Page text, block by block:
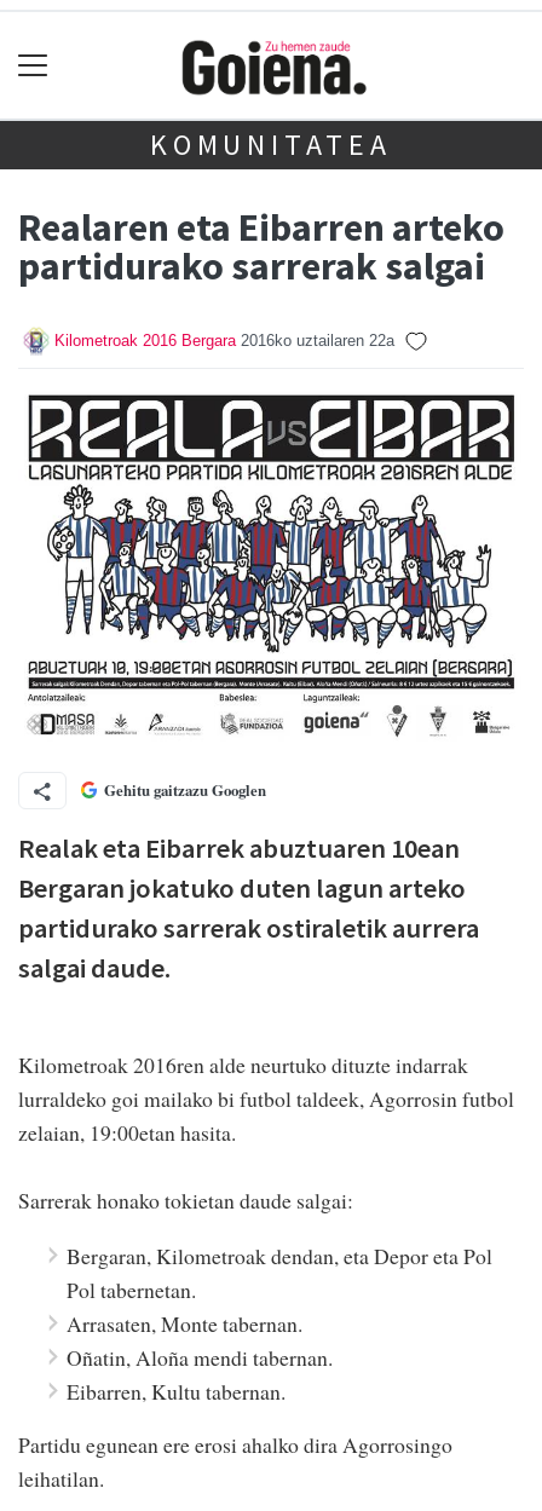
KOMUNITATEA
Realaren eta Eibarren arteko
partidurako sarrerak salgai
Kilometroak 2016 Bergara 2016ko uztailaren 22a
Gehitu gaitzazu Googlen
Realak eta Eibarrek abuztuaren 10ean
Bergaran jokatuko duten lagun arteko
partidurako sarrerak ostiraletik aurrera
salgai daude.
Kilometroak 2016ren alde neurtuko dituzte indarrak
lurraldeko goi mailako bi futbol taldeek, Agorrosin futbol
zelaian, 19:00etan hasita.
Sarrerak honako tokietan daude salgai:
Bergaran, Kilometroak dendan, eta Depor eta Pol
Pol tabernetan.
Arrasaten, Monte tabernan.
Oñatin, Aloña mendi tabernan.
Eibarren, Kultu tabernan.
Partidu egunean ere erosi ahalko dira Agorrosingo
leihatilan.